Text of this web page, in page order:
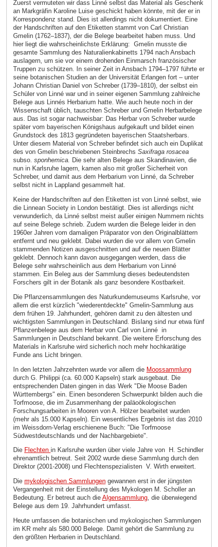
Zuerst vermuteten wir dass Linné selbst das Material als Geschenk
an Markgräfin Karoline Luise geschickt haben könnte, mit der er in
Korrespondenz stand. Dies ist allerdings nicht dokumentiert. Eine
der Handschriften auf den Etiketten stammt von Carl Christian
Gmelin (1762–1837), der die Belege bearbeitet haben muss. Und
hier liegt die wahrscheinlichste Erklärung: Gmelin musste die
gesamte Sammlung des Naturalienkabinetts 1794 nach Ansbach
auslagern, um sie vor einem drohenden Einmarsch französischer
Truppen zu schützen. In seiner Zeit in Ansbach 1794–1797 führte er
seine botanischen Studien an der Universität Erlangen fort – unter
Johann Christian Daniel von Schreber (1739–1810), der selbst ein
Schüler von Linné war und in seiner eigenen Sammlung zahlreiche
Belege aus Linnés Herbarium hatte. Wie auch heute noch in der
Wissenschaft üblich, tauschten Schreber und Gmelin Herbarbelege
aus. Das ist sogar nachweisbar: Das Herbar von Schreber wurde
später vom bayerischen Königshaus aufgekauft und bildet einen
Grundstock des 1813 gegründeten bayerischen Staatsherbars.
Unter diesem Material von Schreber befindet sich auch ein Duplikat
des von Gmelin beschriebenen Steinbrechs Saxifraga rosacea
subso. sponhemica. Die sehr alten Belege aus Skandinavien, die
nun in Karlsruhe lagern, kamen also mit großer Sicherheit von
Schreber, und damit aus dem Herbarium von Linné, da Schreber
selbst nicht in Lappland gesammelt hat.
Keine der Handschriften auf den Etiketten ist von Linné selbst, wie
die Linnean Society in London bestätigt. Dies ist allerdings nicht
verwunderlich, da Linné selbst meist außer einigen Nummern nichts
auf seine Belege schrieb. Zudem wurden die Belege leider in den
1960er Jahren vom damaligen Präparator von den Originalblättern
entfernt und neu geklebt. Dabei wurden die vor allem von Gmelin
stammenden Notizen ausgeschnitten und auf die neuen Blätter
geklebt. Dennoch kann davon ausgegangen werden, dass die
Belege sehr wahrscheinlich aus dem Herbarium von Linné
stammen. Ein Beleg aus der Sammlung dieses bedeutendsten
Forschers gilt in der Botanik als ganz besondere Kostbarkeit.
Die Pflanzensammlungen des Naturkundemuseums Karlsruhe, vor
allem die erst kürzlich "wiederentdeckte" Gmelin-Sammlung aus
dem frühen 19. Jahrhundert, gehören damit zu den ältesten und
wichtigsten Sammlungen in Deutschland. Bislang sind nur etwa fünf
Pflanzenbelege aus dem Herbar von Carl von Linné in
Sammlungen in Deutschland bekannt. Die weitere Erforschung des
Materials in Karlsruhe wird sicherlich noch mehr hochkarätige
Funde ans Licht bringen.
In den letzten Jahrzehnten wurde vor allem die Moossammlung
durch G. Philippi (ca. 60.000 Kapseln) stark ausgebaut. Die
entsprechenden Daten gingen in das Werk "Die Moose Baden
Württembergs" ein. Einen besonderen Schwerpunkt bilden auch die
Torfmoose, die im Zusammenhang der paläoökologischen
Forschungsarbeiten in Mooren von A. Hölzer bearbeitet wurden
(mehr als 15.000 Kapseln). Ein wesentliches Ergebnis ist das 2010
im Weissdorn-Verlag erschienene Buch: "Die Torfmoose
Südwestdeutschlands und der Nachbargebiete".
Die Flechten in Karlsruhe wurden über viele Jahre von
H. Schindler
ehrenamtlich betreut. Seit 2002 wurde diese Sammlung durch den
Direktor (2001-2008) und Flechtenspezialisten V. Wirth erweitert.
Die mykologischen Sammlungengewannen erst in der jüngsten
Vergangenheit mit der Einstellung des Mykologen M. Scholler an
Bedeutung. Er betreut auch die Algensammlung, die überwiegend
Belege aus dem 19. Jahrhundert umfasst.
Heute umfassen die botanischen und mykologischen Sammlungen
im KR mehr als 580.000 Belege. Damit gehört die Sammlung zu
den größten Herbarien in Deutschland.